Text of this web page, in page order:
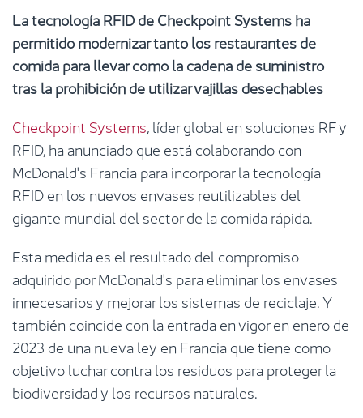
La tecnología RFID de Checkpoint Systems ha
permitido modernizar tanto los restaurantes de
comida para llevar como la cadena de suministro
tras la prohibición de utilizar vajillas desechables
Checkpoint Systems, líder global en soluciones RF y
RFID, ha anunciado que está colaborando con
McDonald's Francia para incorporar la tecnología
RFID en los nuevos envases reutilizables del
gigante mundial del sector de la comida rápida.
Esta medida es el resultado del compromiso
adquirido por McDonald's para eliminar los envases
innecesarios y mejorar los sistemas de reciclaje. Y
también coincide con la entrada en vigor en enero de
2023 de una nueva ley en Francia que tiene como
objetivo luchar contra los residuos para proteger la
biodiversidad y los recursos naturales.